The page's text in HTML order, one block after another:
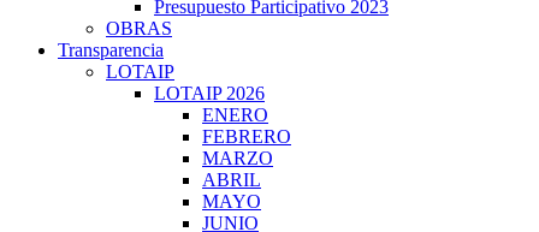
Presupuesto Participativo 2023
OBRAS
Transparencia
LOTAIP
LOTAIP 2026
ENERO
FEBRERO
MARZO
ABRIL
MAYO
JUNIO